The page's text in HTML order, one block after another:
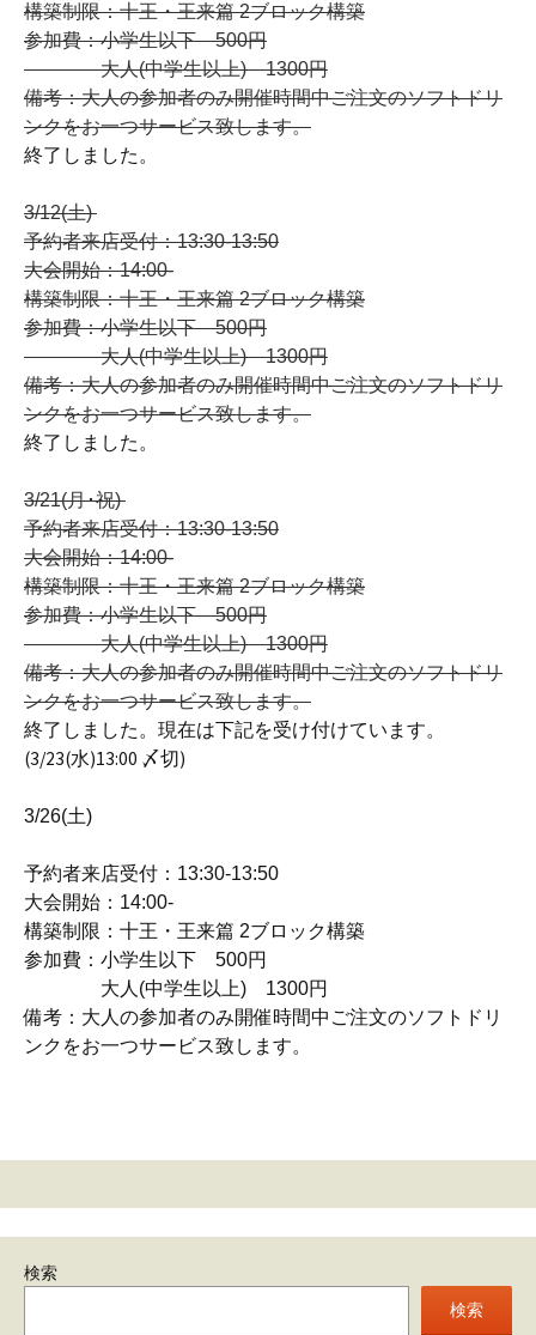
構築制限：十王・王来篇 2ブロック構築
参加費：小学生以下 500円
大人(中学生以上) 1300円
備考：大人の参加者のみ開催時間中ご注文のソフトドリ
ンクをお一つサービス致します。
終了しました。
3/12(土)
予約者来店受付：13:30-13:50
大会開始：14:00-
構築制限：十王・王来篇 2ブロック構築
参加費：小学生以下 500円
大人(中学生以上) 1300円
備考：大人の参加者のみ開催時間中ご注文のソフトドリ
ンクをお一つサービス致します。
終了しました。
3/21(月･祝)
予約者来店受付：13:30-13:50
大会開始：14:00-
構築制限：十王・王来篇 2ブロック構築
参加費：小学生以下 500円
大人(中学生以上) 1300円
備考：大人の参加者のみ開催時間中ご注文のソフトドリ
ンクをお一つサービス致します。
終了しました。現在は下記を受け付けています。
(3/23(水)13:00 〆切)
3/26(土)
予約者来店受付：13:30-13:50
大会開始：14:00-
構築制限：十王・王来篇 2ブロック構築
参加費：小学生以下 500円
大人(中学生以上) 1300円
備考：大人の参加者のみ開催時間中ご注文のソフトドリ
ンクをお一つサービス致します。
検索
検索